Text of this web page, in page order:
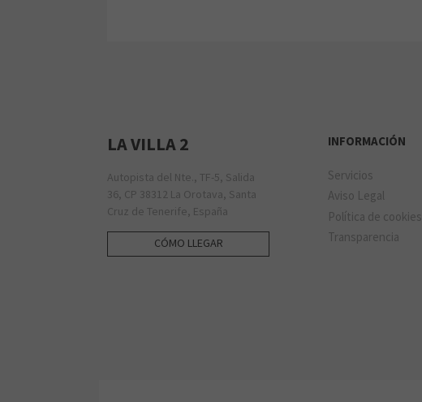
LA VILLA 2
Autopista del Nte., TF-5, Salida
36, CP 38312 La Orotava, Santa
Cruz de Tenerife, España
CÓMO LLEGAR
INFORMACIÓN
Servicios
Aviso Legal
Política de cookies
Transparencia